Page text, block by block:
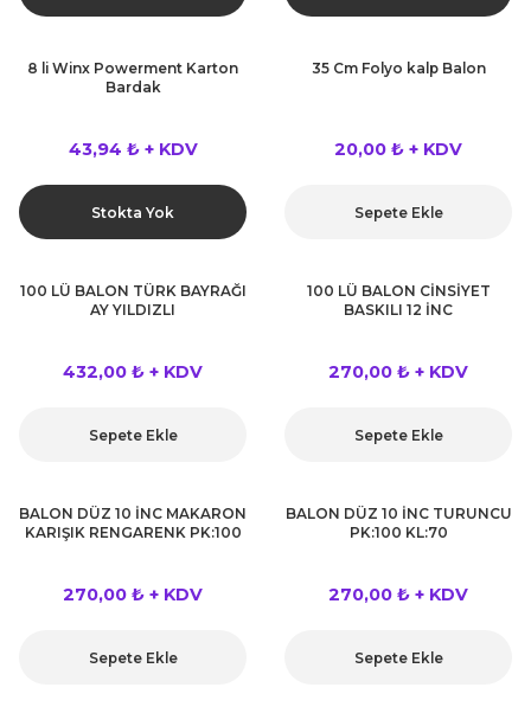
8 li Winx Powerment Karton
Bardak
43,94 ₺ + KDV
Stokta Yok
35 Cm Folyo kalp Balon
20,00 ₺ + KDV
Sepete Ekle
100 LÜ BALON TÜRK BAYRAĞI
AY YILDIZLI
432,00 ₺ + KDV
Sepete Ekle
100 LÜ BALON CİNSİYET
BASKILI 12 İNC
270,00 ₺ + KDV
Sepete Ekle
BALON DÜZ 10 İNC MAKARON
KARIŞIK RENGARENK PK:100
270,00 ₺ + KDV
Sepete Ekle
BALON DÜZ 10 İNC TURUNCU
PK:100 KL:70
270,00 ₺ + KDV
Sepete Ekle